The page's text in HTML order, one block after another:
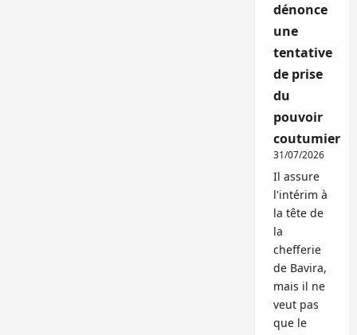
dénonce
une
tentative
de prise
du
pouvoir
coutumier
31/07/2026
Il assure
l'intérim à
la tête de
la
chefferie
de Bavira,
mais il ne
veut pas
que le